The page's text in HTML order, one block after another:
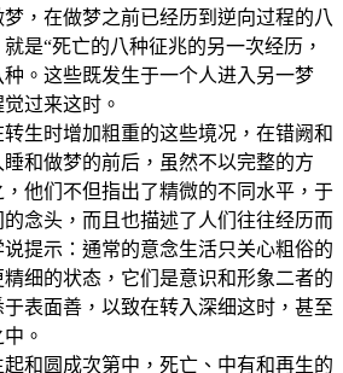
，在做梦之前已经历到逆向过程的八
是“死亡的八种征兆的另一次经历，
。这些既发生于一个人进入另一梦
过来这时。
生时增加粗重的这些境况，在错阙和
和做梦的前后，虽然不以完整的方
他们不但指出了精微的不同水平，于
念头，而且也描述了人们往往经历而
提示：通常的意念生活只关心粗俗的
细的状态，它们是意识和形象二者的
表面善，以致在转入深细这时，甚至
。
圆成次第中，死亡、中有和再生的